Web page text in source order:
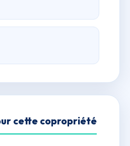
cette copropriété